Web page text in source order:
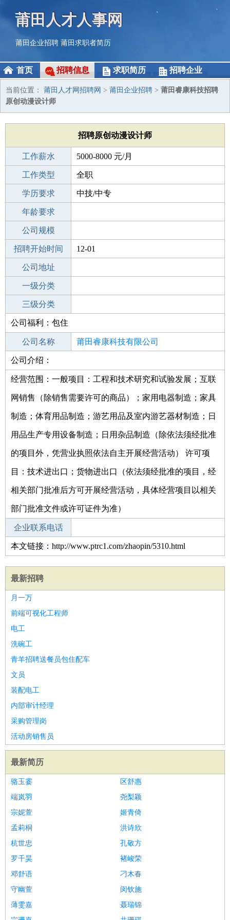
莆田人才人事网
莆田企业招聘 莆田求职者简历
首页 招聘信息 求职简历 招聘企业
当前位置： 莆田人才网招聘网 > 莆田企业招聘 > 莆田睿康科技招聘
原创动漫设计师
招聘原创动漫设计师
工作薪水 5000-8000 元/月
招聘人数 10人
工作类型 全职
性别要求 -
学历要求 中技/中专
工作经验
年龄要求
工作地点
公司规模
公司电话
招聘开始时间 12-01
招聘结束时间
公司地址
一级分类
二级分类
三级分类
其他行业
公司福利：包住
公司名称 莆田睿康科技有限公司
公司类型
独资)
公司介绍：
经营范围：一般项目：工程和技术研究和试验发展；互联
网销售（除销售需要许可的商品）；家用电器制造；家具
制造；体育用品制造；游艺用品及室内游艺器材制造；日
用品生产专用设备制造；日用杂品制造（除依法须经批准
的项目外，凭营业执照依法自主开展经营活动） 许可项
目：技术进出口；货物进出口（依法须经批准的项目，经
相关部门批准后方可开展经营活动，具体经营项目以相关
部门批准文件或许可证件为准）
企业联系电话
本文链接：http://www.ptrc1.com/zhaopin/5310.html
最新招聘
月一万
前端可视化工程师
电工
洗碗工
青羊招聘送餐员包住配车
文员
装配电工
内部审计经理
采购管理岗
活动房销售员
最新简历
骆玉霎
区舒惠
端岚羽
尧梨颖
宗妮萱
姬青倚
孟莉桐
洪诗欣
杭世忠
孔敬方
罗千昊
褚峻荣
邓舒语
刁木春
守幽萱
闵钦施
薄雯嘉
聂瑞锦